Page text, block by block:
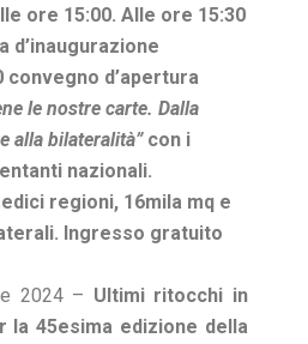
ore 15:00. Alle ore 15:30
d’inaugurazione
convegno d’apertura
le nostre carte. Dalla
alla bilateralità”con i
nazionali.
regioni, 16mila mq e
Ingresso gratuito
2024 – Ultimi ritocchi in
la 45esima edizione della